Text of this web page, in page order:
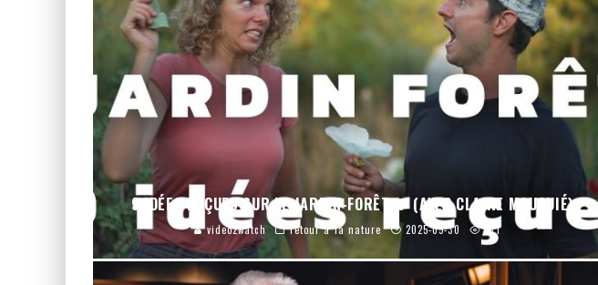
9 IDÉES REÇUES SUR LE JARDIN-FORÊT 🌳 (AVEC CLAIRE MAUQUIÉ)
video2watch retour à la nature 2025-05-30 271